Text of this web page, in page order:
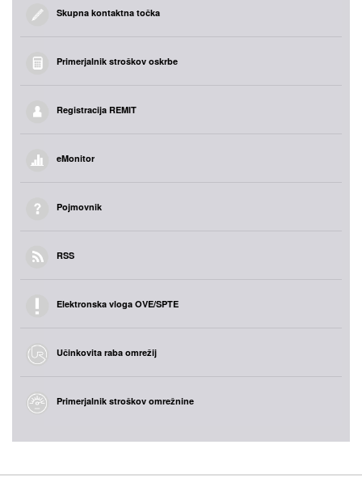
Skupna kontaktna točka
Primerjalnik stroškov oskrbe
Registracija REMIT
eMonitor
Pojmovnik
RSS
Elektronska vloga OVE/SPTE
Učinkovita raba omrežij
Primerjalnik stroškov omrežnine